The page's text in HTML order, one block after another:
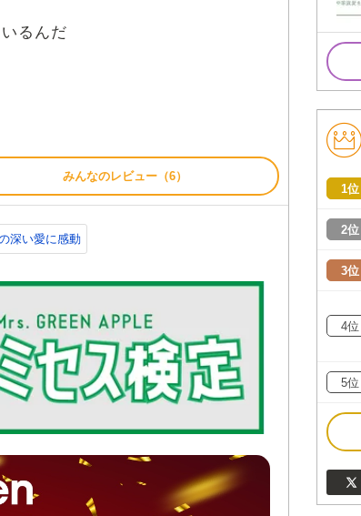
るんだ
みんなのレビュー（6）
深い愛に感動
1位
2位
3位
4位
5位